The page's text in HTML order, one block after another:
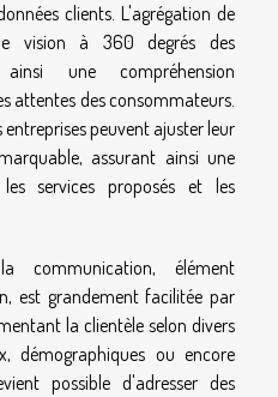
clients. L'agrégation de
vision à 360 degrés des
une compréhension
attentes des consommateurs.
peuvent ajuster leur
assurant ainsi une
services proposés et les
communication, élément
est grandement facilitée par
la clientèle selon divers
démographiques ou encore
possible d'adresser des